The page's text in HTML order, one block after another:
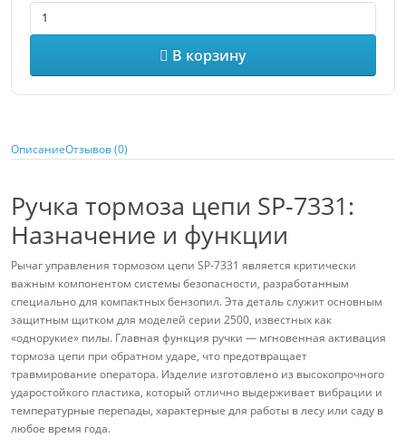
В корзину
ОписаниеОтзывов (0)
Ручка тормоза цепи SP-7331:
Назначение и функции
Рычаг управления тормозом цепи SP-7331 является критически
важным компонентом системы безопасности, разработанным
специально для компактных бензопил. Эта деталь служит основным
защитным щитком для моделей серии 2500, известных как
«однорукие» пилы. Главная функция ручки — мгновенная активация
тормоза цепи при обратном ударе, что предотвращает
травмирование оператора. Изделие изготовлено из высокопрочного
ударостойкого пластика, который отлично выдерживает вибрации и
температурные перепады, характерные для работы в лесу или саду в
любое время года.